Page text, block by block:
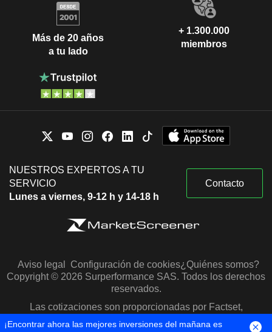
Más de 20 años
a tu lado
+ 1.300.000
miembros
NUESTROS EXPERTOS A TU
SERVICIO
Lunes a viernes, 9-12 h y 14-18 h
Contacto
Aviso legal Configuración de cookies¿Quiénes somos?
Copyright © 2026 Surperformance SAS. Todos los derechos
reservados.
Las cotizaciones son proporcionadas por Factset,
Morningstar y S&P Capital IQ
¡Encontrar ahora las mejores inversiones del mañana es